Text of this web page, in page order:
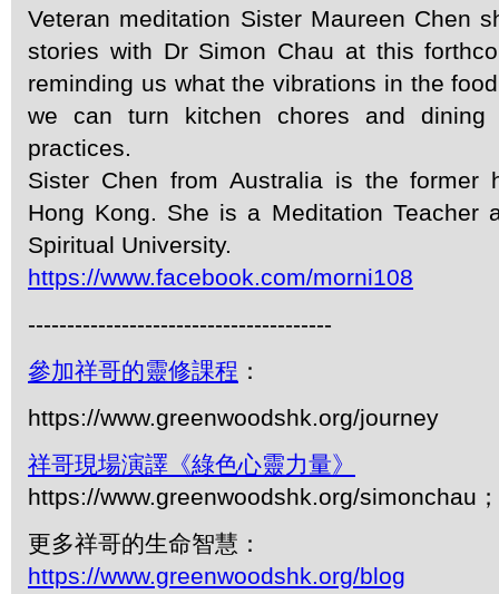
Veteran meditation Sister Maureen Chen
stories with Dr Simon Chau at this
reminding us what the vibrations in the
we can turn kitchen chores and dining
practices.
Sister Chen from Australia is the former
Hong Kong. She is a Meditation Teacher
Spiritual University.
https://www.facebook.com/morni108
---------------------------------------
參加祥哥的靈修課程 ：
https://www.greenwoodshk.org/journey
祥哥現場演譯《綠色心靈力量》
https://www.greenwoodshk.org/simonchau
更多祥哥的生命智慧：
https://www.greenwoodshk.org/blog